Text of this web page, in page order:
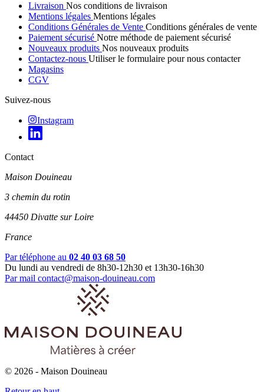
Livraison Nos conditions de livraison
Mentions légales Mentions légales
Conditions Générales de Vente Conditions générales de vente
Paiement sécurisé Notre méthode de paiement sécurisé
Nouveaux produits Nos nouveaux produits
Contactez-nous Utiliser le formulaire pour nous contacter
Magasins
CGV
Suivez-nous
Instagram
Contact
Maison Douineau
3 chemin du rotin
44450 Divatte sur Loire
France
Par téléphone au 02 40 03 68 50
Du lundi au vendredi de 8h30-12h30 et 13h30-16h30
Par mail contact@maison-douineau.com
© 2026 - Maison Douineau